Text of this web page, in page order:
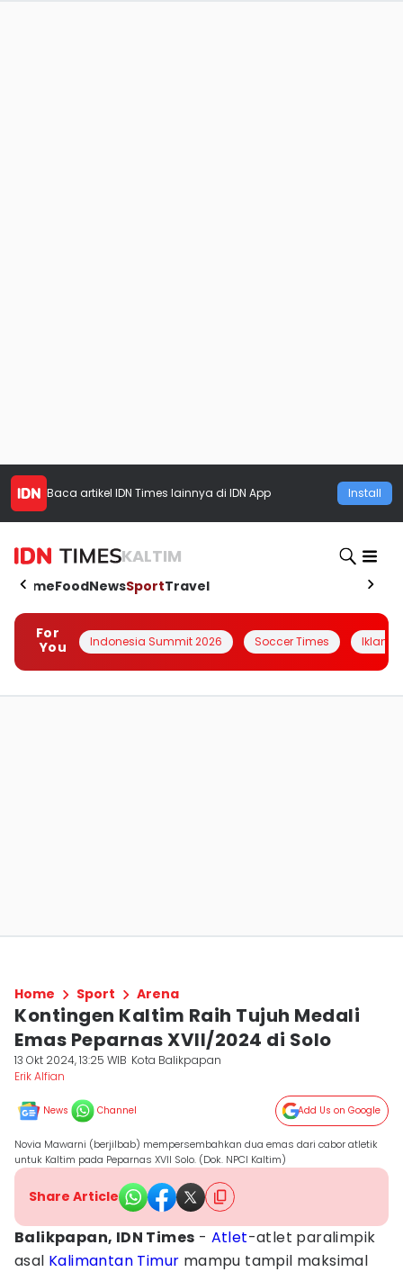
Baca artikel IDN Times lainnya di IDN App Install
KALTIM
HomeFoodNewsSportTravel
For
You
Indonesia Summit 2026 Soccer Times Iklanin
Home Sport Arena
Kontingen Kaltim Raih Tujuh Medali
Emas Peparnas XVII/2024 di Solo
13 Okt 2024, 13:25 WIB Kota Balikpapan
Erik Alfian
News Channel Add Us on Google
Novia Mawarni (berjilbab) mempersembahkan dua emas dari cabor atletik
untuk Kaltim pada Peparnas XVII Solo. (Dok. NPCI Kaltim)
Share Article
Balikpapan, IDN Times - Atlet-atlet paralimpik
asal Kalimantan Timur mampu tampil maksimal